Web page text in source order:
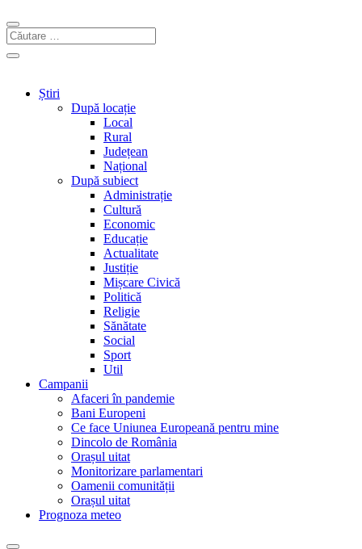
Știri
După locație
Local
Rural
Județean
Național
După subiect
Administrație
Cultură
Economic
Educație
Actualitate
Justiție
Mișcare Civică
Politică
Religie
Sănătate
Social
Sport
Util
Campanii
Afaceri în pandemie
Bani Europeni
Ce face Uniunea Europeană pentru mine
Dincolo de România
Orașul uitat
Monitorizare parlamentari
Oamenii comunității
Orașul uitat
Prognoza meteo